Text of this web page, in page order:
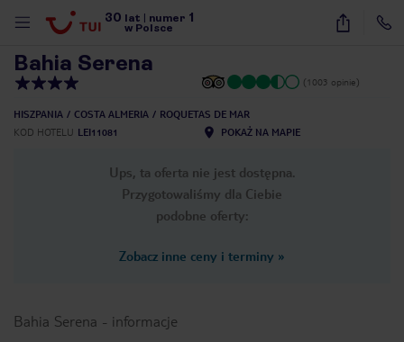
30 lat numer 1
w Polsce
28
Bahia Serena
(1003 opinie)
HISZPANIA COSTA ALMERIA
ROQUETAS DE MAR
KOD HOTELU LEI11081 POKAŻ NA MAPIE
Ups, ta oferta nie jest dostępna.
Przygotowaliśmy dla Ciebie
podobne oferty:
Zobacz inne ceny i terminy »
Bahia Serena - informacje